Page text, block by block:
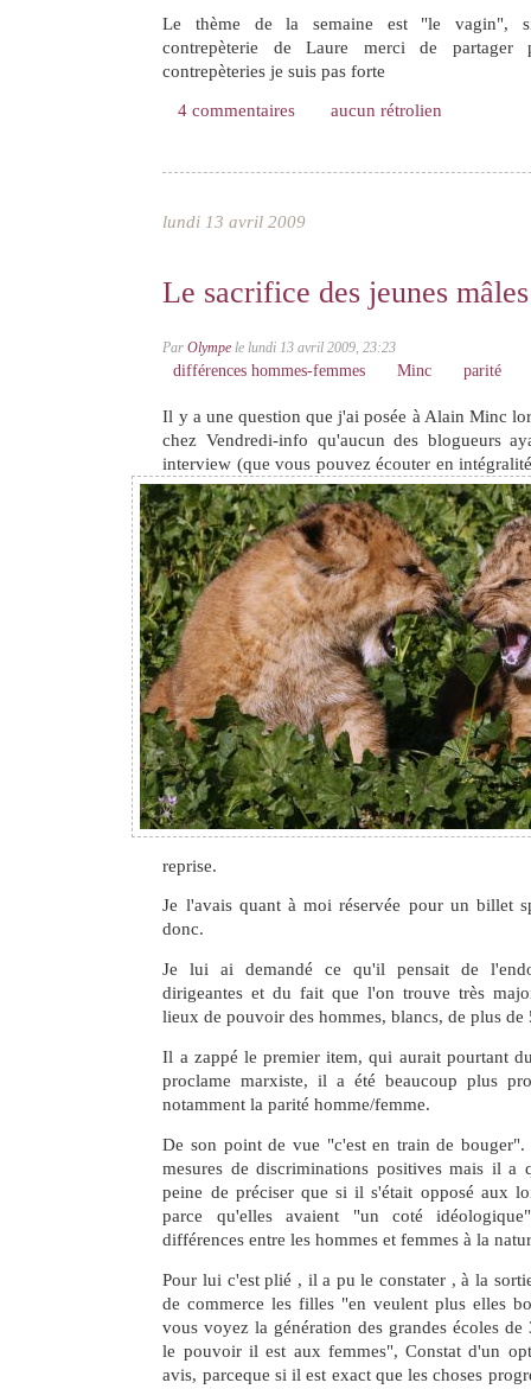
Le thème de la semaine est "le vagin",
contrepèterie de Laure merci de partager
contrepèteries je suis pas forte
4 commentaires aucun rétrolien
lundi 13 avril 2009
Le sacrifice des jeunes
ParOlympe le lundi 13 avril 2009, 23:23
différences hommes-femmes Minc parité
Il y a une question que j'ai posée à Alain Minc
chez Vendredi-info qu'aucun des blogueurs
interview (que vous pouvez écouter en
reprise.
Je l'avais quant à moi réservée pour un billet
donc.
Je lui ai demandé ce qu'il pensait de
dirigeantes et du fait que l'on trouve très
lieux de pouvoir des hommes, blancs, de plus de
Il a zappé le premier item, qui aurait pourtant
proclame marxiste, il a été beaucoup plus
notamment la parité homme/femme.
De son point de vue "c'est en train de
mesures de discriminations positives mais il a
peine de préciser que si il s'était opposé aux
parce qu'elles avaient "un coté
différences entre les hommes et femmes à la
Pour lui c'est plié , il a pu le constater , à la
de commerce les filles "en veulent plus elles
vous voyez la génération des grandes écoles de
le pouvoir il est aux femmes", Constat d'un
avis, parceque si il est exact que les choses